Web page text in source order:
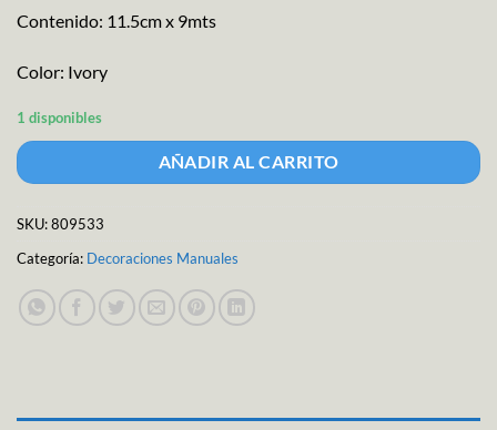
Contenido: 11.5cm x 9mts
Color: Ivory
1 disponibles
AÑADIR AL CARRITO
SKU:809533
Categoría: Decoraciones Manuales